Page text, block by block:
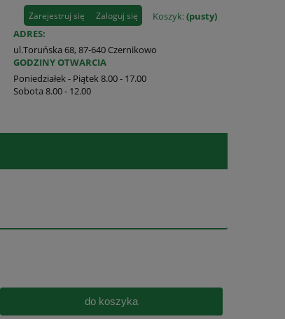
Koszyk:(pusty)
Zarejestruj się Zaloguj się
ADRES:
ul.Toruńska 68, 87-640 Czernikowo
GODZINY OTWARCIA
Poniedziałek - Piątek 8.00 - 17.00
Sobota 8.00 - 12.00
do koszyka